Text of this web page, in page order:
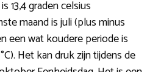
13,4 graden celsius
maand is juli (plus minus
een wat koudere periode is
Het kan druk zijn tijdens de